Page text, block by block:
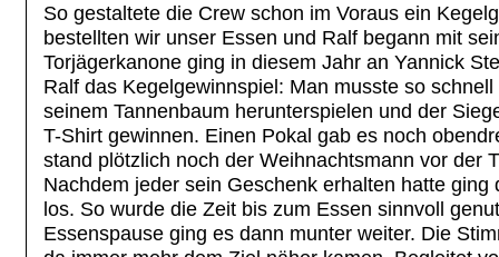
So gestaltete die Crew schon im Voraus ein
bestellten wir unser Essen und Ralf begann mit
Torjägerkanone ging in diesem Jahr an Yannick
Ralf das Kegelgewinnspiel: Man musste so
seinem Tannenbaum herunterspielen und der
T-Shirt gewinnen. Einen Pokal gab es noch
stand plötzlich noch der Weihnachtsmann vor der
Nachdem jeder sein Geschenk erhalten hatte
los. So wurde die Zeit bis zum Essen sinnvoll
Essenspause ging es dann munter weiter. Die